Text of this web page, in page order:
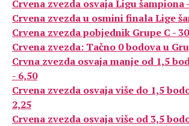
Crvena zvezda osvaja Ligu šampiona
Crvena zvezda u osmini finala Lige
Crvena zvezda pobjednik Grupe C -
Crvena zvezda: Tačno 0 bodova u
Crvna zvezda osvaja manje od 1,5
- 6,50
Crvena zvezda osvaja više do 1,5
2,25
Crvena zvezda osvaja više od 3,5